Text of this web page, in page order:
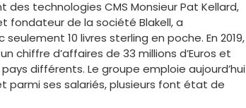
technologies CMS Monsieur Pat Kellard,
fondateur de la société Blakell, a
10 livres sterling en poche. En 2019,
chiffre d’affaires de 33 millions d’Euros et
différents. Le groupe emploie aujourd’hui
parmi ses salariés, plusieurs font état de